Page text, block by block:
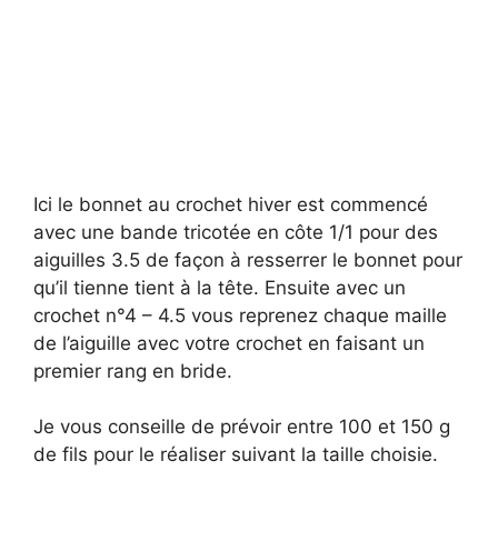
Ici le bonnet au crochet hiver est commencé
avec une bande tricotée en côte 1/1 pour des
aiguilles 3.5 de façon à resserrer le bonnet pour
qu’il tienne tient à la tête. Ensuite avec un
crochet n°4 – 4.5 vous reprenez chaque maille
de l’aiguille avec votre crochet en faisant un
premier rang en bride.
Je vous conseille de prévoir entre 100 et 150 g
de fils pour le réaliser suivant la taille choisie.